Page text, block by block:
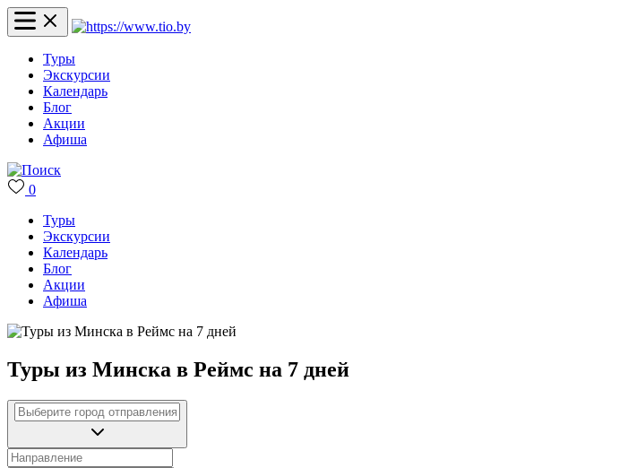
Туры
Экскурсии
Календарь
Блог
Акции
Афиша
0
Туры
Экскурсии
Календарь
Блог
Акции
Афиша
Туры из Минска в Реймс на 7 дней